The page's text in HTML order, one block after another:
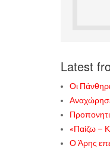
Latest
Οι
Αναχώρησε
«Παίζω –
Ο Άρης